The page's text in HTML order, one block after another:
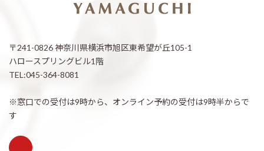
〒241-0826 神奈川県横浜市旭区東希望が丘105-1
ハロースプリングビル1階
TEL:045-364-8081
※窓口での受付は9時から、オンライン予約の受付は9時半からで
す